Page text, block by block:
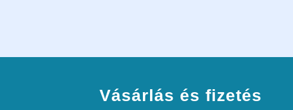
Vásárlás és fizetés